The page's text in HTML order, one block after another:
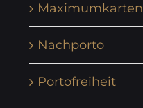
Maximumkarten
Nachporto
Portofreiheit